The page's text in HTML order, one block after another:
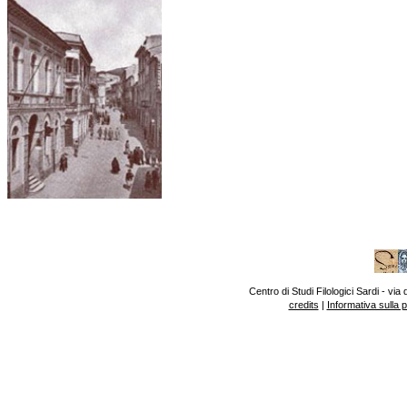
Centro di Studi Filologici Sardi - via
credits | Informativa sulla